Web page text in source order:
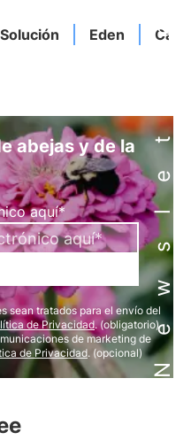
Solución Eden Newsletter
abejas y de la
aquí*
sean tratados para el envío del
de Privacidad. (obligatorio)
de marketing de
de Privacidad. (opcional)